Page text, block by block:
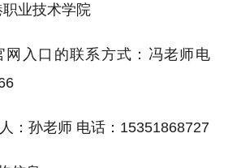
业技术学院
网入口的联系方式：冯老师电
：孙老师 电话：15351868727